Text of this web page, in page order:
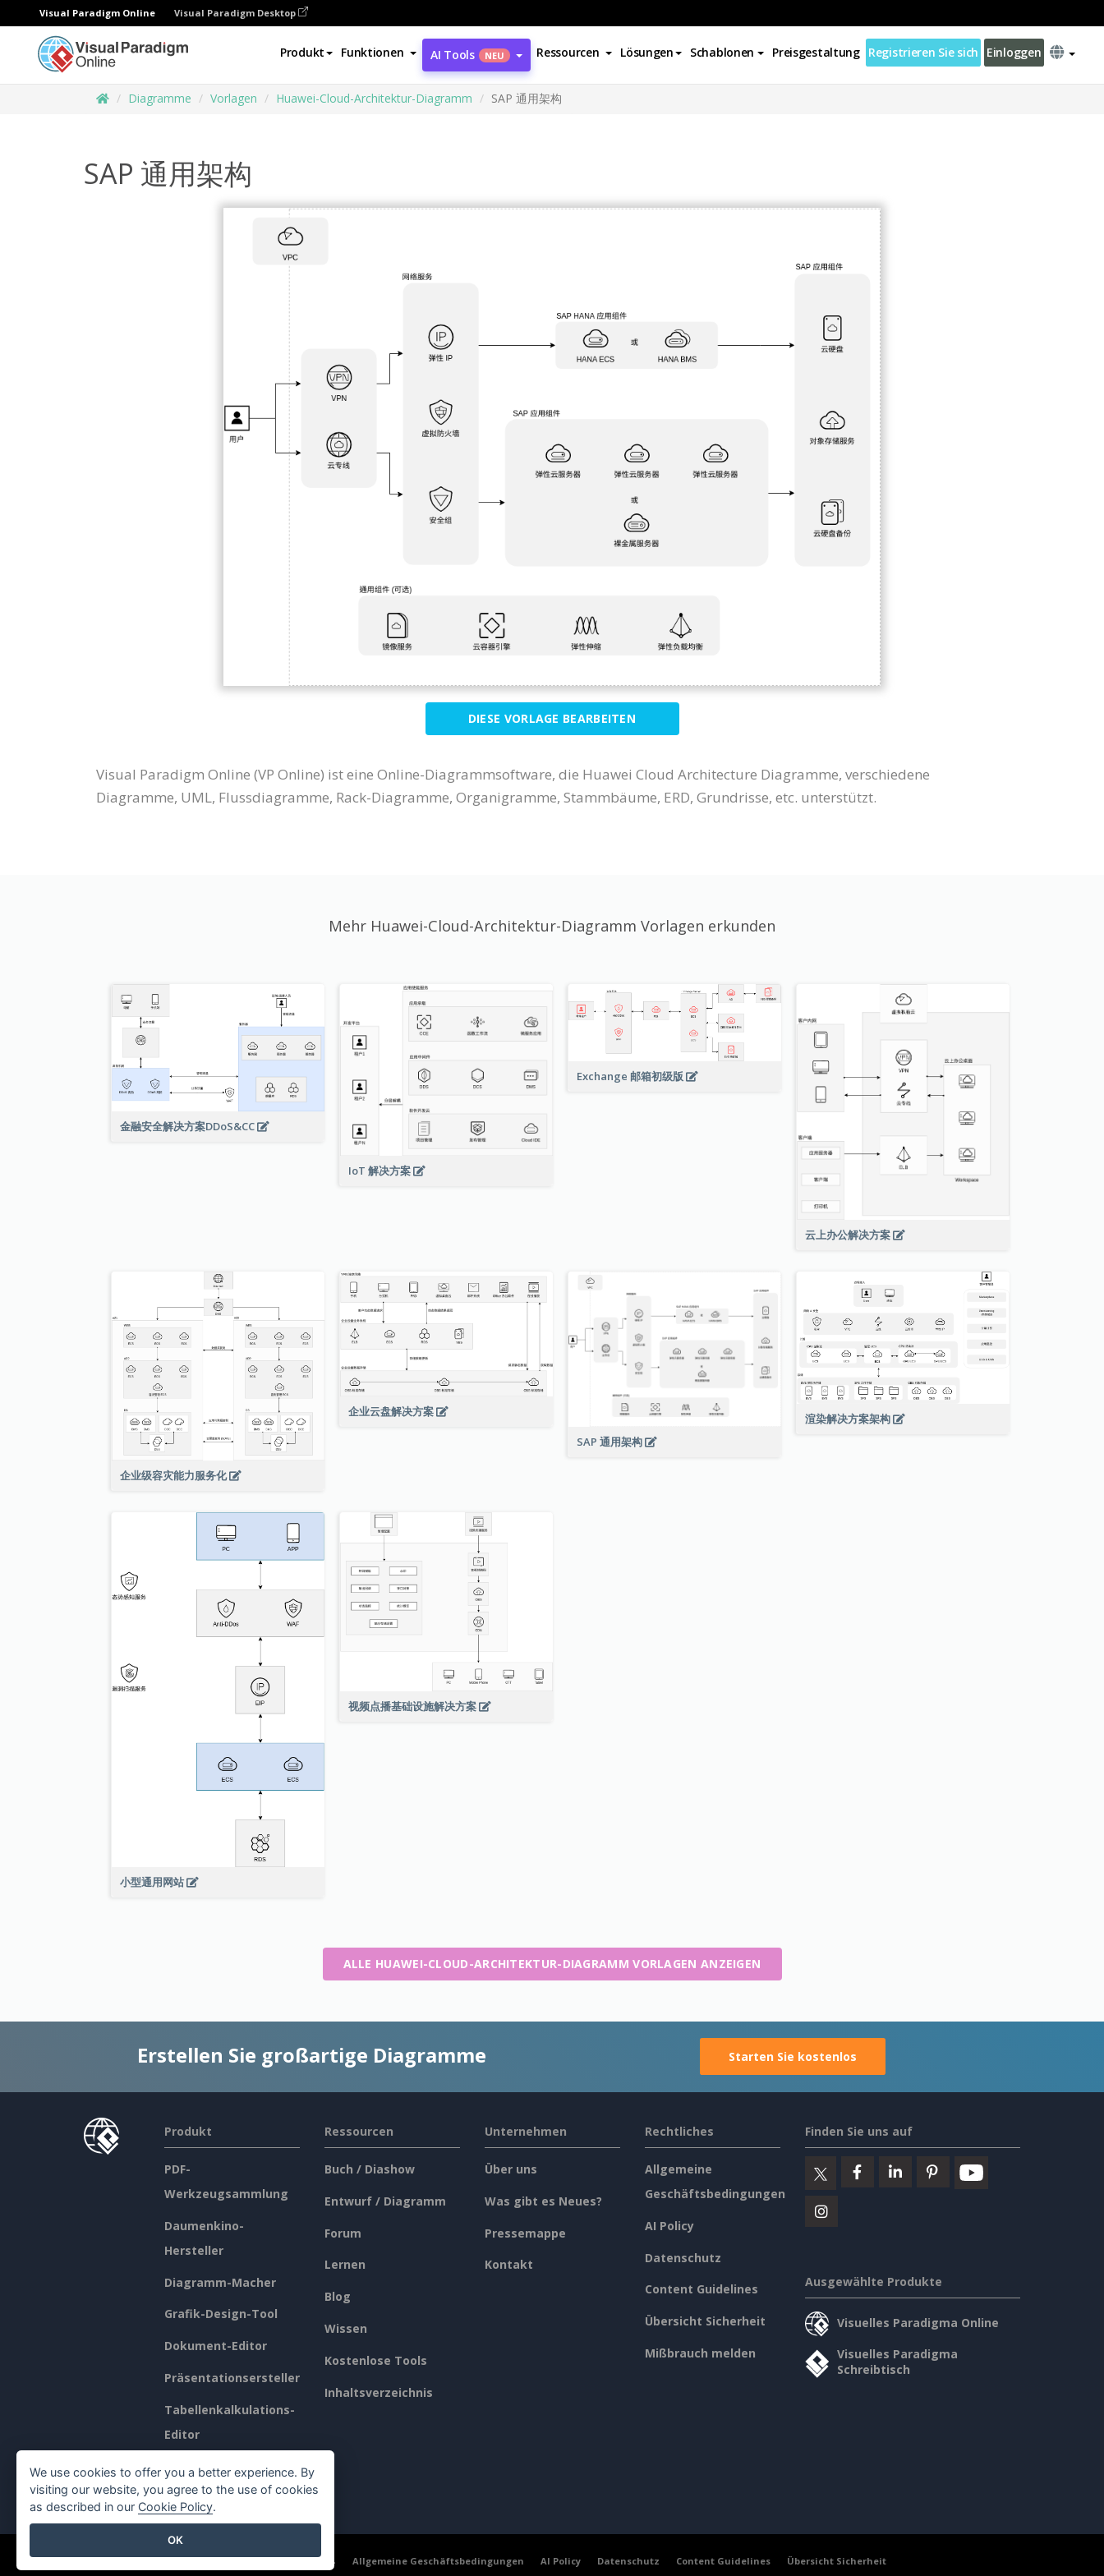
Visual Paradigm Online Visual Paradigm Desktop
Produkt Funktionen AI Tools NEU Ressourcen Lösungen Schablonen Preisgestaltung Registrieren Sie sich Einloggen
Diagramme Vorlagen Huawei-Cloud-Architektur-Diagramm SAP 通用架构
SAP 通用架构
DIESE VORLAGE BEARBEITEN
Visual Paradigm Online (VP Online) ist eine Online-Diagrammsoftware, die Huawei Cloud Architecture Diagramme, verschiedene
Diagramme, UML, Flussdiagramme, Rack-Diagramme, Organigramme, Stammbäume, ERD, Grundrisse, etc. unterstützt.
Mehr Huawei-Cloud-Architektur-Diagramm Vorlagen erkunden
金融安全解决方案DDoS&CC
IoT 解决方案
Exchange 邮箱初级版
云上办公解决方案
企业级容灾能力服务化
企业云盘解决方案
SAP 通用架构
渲染解决方案架构
小型通用网站
视频点播基础设施解决方案
ALLE HUAWEI-CLOUD-ARCHITEKTUR-DIAGRAMM VORLAGEN ANZEIGEN
Erstellen Sie großartige Diagramme Starten Sie kostenlos
Produkt
PDF-
Werkzeugsammlung
Daumenkino-
Hersteller
Diagramm-Macher
Grafik-Design-Tool
Dokument-Editor
Präsentationsersteller
Tabellenkalkulations-
Editor
Preisgestaltung
Ressourcen
Buch / Diashow
Entwurf / Diagramm
Forum
Lernen
Blog
Wissen
Kostenlose Tools
Inhaltsverzeichnis
Unternehmen
Über uns
Was gibt es Neues?
Pressemappe
Kontakt
Rechtliches
Allgemeine
Geschäftsbedingungen
AI Policy
Datenschutz
Content Guidelines
Übersicht Sicherheit
Mißbrauch melden
Finden Sie uns auf
Ausgewählte Produkte
Visuelles Paradigma Online
Visuelles Paradigma
Schreibtisch
©2026 by Visual Paradigm. Alle Rechte vorbehalten. Allgemeine Geschäftsbedingungen AI Policy Datenschutz Content Guidelines Übersicht Sicherheit
We use cookies to offer you a better experience. By
visiting our website, you agree to the use of cookies
as described in our Cookie Policy.
OK